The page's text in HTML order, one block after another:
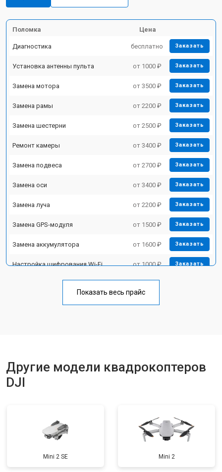
Поломка Цена
Диагностика бесплатно Заказать
Установка антенны пульта от 1000 ₽ Заказать
Замена мотора от 3500 ₽ Заказать
Замена рамы от 2200 ₽ Заказать
Замена шестерни от 2500 ₽ Заказать
Ремонт камеры от 3400 ₽ Заказать
Замена подвеса от 2700 ₽ Заказать
Замена оси от 3400 ₽ Заказать
Замена луча от 2200 ₽ Заказать
Замена GPS-модуля от 1500 ₽ Заказать
Замена аккумулятора от 1600 ₽ Заказать
Настройка шифрования Wi-Fi от 1000 ₽ Заказать
Замена материнской платы от 2800 ₽
Показать весь прайс
Другие модели квадрокоптеров
DJI
Mini 2 SE Mini 2